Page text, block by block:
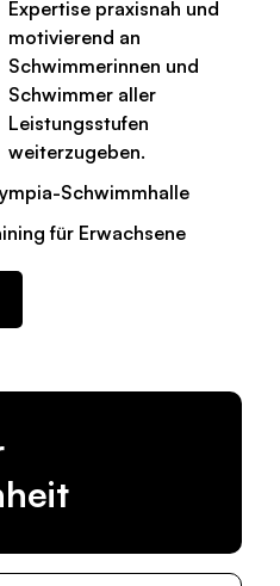
Expertise praxisnah und
motivierend an
Schwimmerinnen und
Schwimmer aller
Leistungsstufen
weiterzugeben.
Schwimmhalle
für Erwachsene